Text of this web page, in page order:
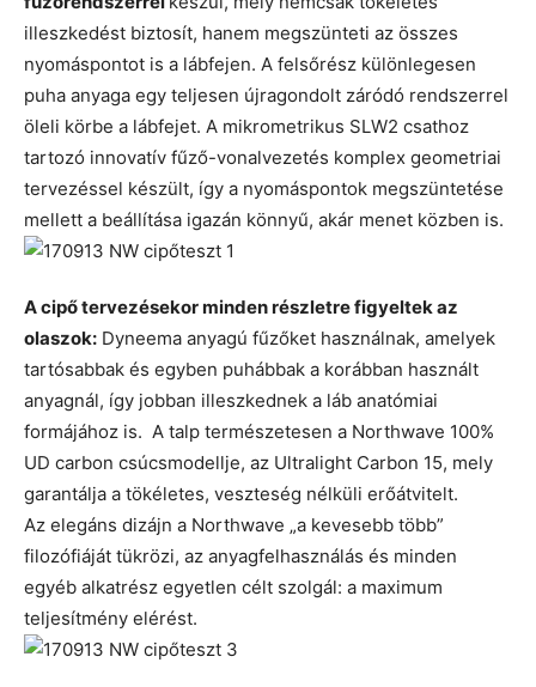
illeszkedést biztosít, hanem megszünteti az összes
nyomáspontot is a lábfejen. A felsőrész különlegesen
puha anyaga egy teljesen újragondolt záródó rendszerrel
öleli körbe a lábfejet. A mikrometrikus SLW2 csathoz
tartozó innovatív fűző-vonalvezetés komplex geometriai
tervezéssel készült, így a nyomáspontok megszüntetése
mellett a beállítása igazán könnyű, akár menet közben is.
A cipő tervezésekor minden részletre figyeltek az
olaszok: Dyneema anyagú fűzőket használnak, amelyek
tartósabbak és egyben puhábbak a korábban használt
anyagnál, így jobban illeszkednek a láb anatómiai
formájához is. A talp természetesen a Northwave 100%
UD carbon csúcsmodellje, az Ultralight Carbon 15, mely
garantálja a tökéletes, veszteség nélküli erőátvitelt.
Az elegáns dizájn a Northwave „a kevesebb több”
filozófiáját tükrözi, az anyagfelhasználás és minden
egyéb alkatrész egyetlen célt szolgál: a maximum
teljesítmény elérést.